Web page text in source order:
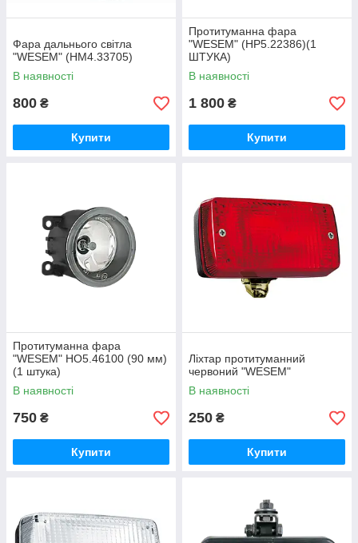
Фара дальнього світла
"WESEM" (HM4.33705)
В наявності
800 ₴
Купити
Протитуманна фара
"WESEM" (HP5.22386)(1
ШТУКА)
В наявності
1 800 ₴
Купити
Протитуманна фара
"WESEM" HO5.46100 (90 мм)
(1 штука)
В наявності
750 ₴
Купити
Ліхтар протитуманний
червоний "WESEM"
В наявності
250 ₴
Купити